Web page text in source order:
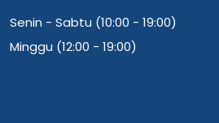
Senin - Sabtu (10:00 - 19:00)
Minggu (12:00 - 19:00)